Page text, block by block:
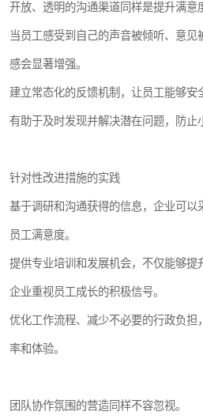
开放、透明的沟通渠道同样是提升满意
当员工感受到自己的声音被倾听、意
感会显著增强。
建立常态化的反馈机制，让员工能够安
有助于及时发现并解决潜在问题，防止
针对性改进措施的实践
基于调研和沟通获得的信息，企业可以
员工满意度。
提供专业培训和发展机会，不仅能够提
企业重视员工成长的积极信号。
优化工作流程、减少不必要的行政负担
率和体验。
团队协作氛围的营造同样不容忽视。